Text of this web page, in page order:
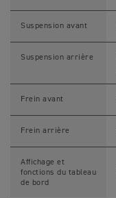
Suspension avant
Suspension arrière
Frein avant
Frein arrière
Affichage et
fonctions du tableau
de bord